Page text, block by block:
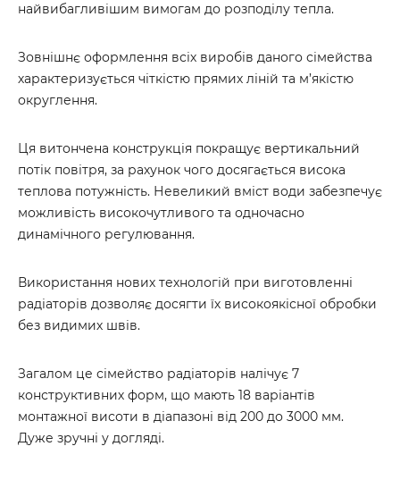
найвибагливішим вимогам до розподілу тепла.
Зовнішнє оформлення всіх виробів даного сімейства
характеризується чіткістю прямих ліній та м’якістю
округлення.
Ця витончена конструкція покращує вертикальний
потік повітря, за рахунок чого досягається висока
теплова потужність. Невеликий вміст води забезпечує
можливість високочутливого та одночасно
динамічного регулювання.
Використання нових технологій при виготовленні
радіаторів дозволяє досягти їх високоякісної обробки
без видимих швів.
Загалом це сімейство радіаторів налічує 7
конструктивних форм, що мають 18 варіантів
монтажної висоти в діапазоні від 200 до 3000 мм.
Дуже зручні у догляді.